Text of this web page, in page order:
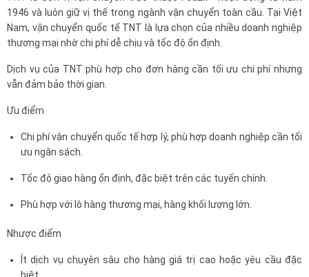
1946 và luôn giữ vị thế trong ngành vận chuyển toàn cầu. Tại Việt
Nam, vận chuyển quốc tế TNT là lựa chọn của nhiều doanh nghiệp
thương mại nhờ chi phí dễ chịu và tốc độ ổn định.
Dịch vụ của TNT phù hợp cho đơn hàng cần tối ưu chi phí nhưng
vẫn đảm bảo thời gian.
Ưu điểm
Chi phí vận chuyển quốc tế hợp lý, phù hợp doanh nghiệp cần tối
ưu ngân sách.
Tốc độ giao hàng ổn định, đặc biệt trên các tuyến chính.
Phù hợp với lô hàng thương mại, hàng khối lượng lớn.
Nhược điểm
Ít dịch vụ chuyên sâu cho hàng giá trị cao hoặc yêu cầu đặc